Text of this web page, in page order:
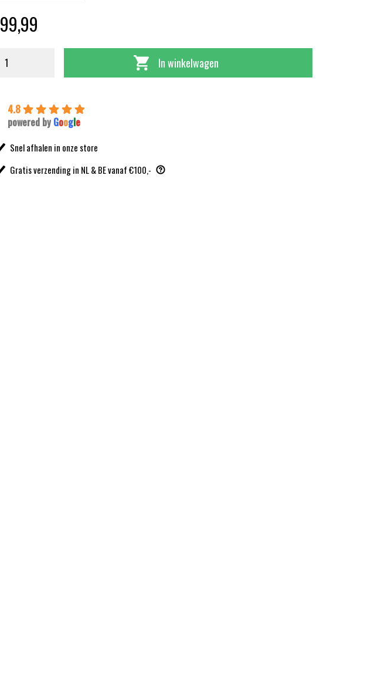
99,99
In winkelwagen
4.8
powered by Google
Snel afhalen in onze store
Gratis verzending in NL & BE vanaf €100,-